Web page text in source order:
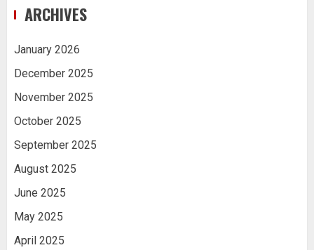
ARCHIVES
January 2026
December 2025
November 2025
October 2025
September 2025
August 2025
June 2025
May 2025
April 2025